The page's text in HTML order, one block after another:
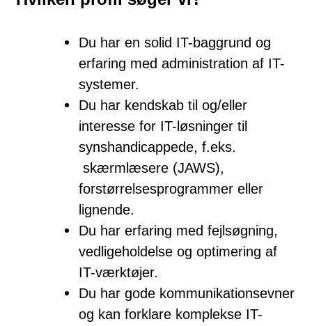
Du har en solid IT-baggrund og
erfaring med administration af IT-
systemer.
Du har kendskab til og/eller
interesse for IT-løsninger til
synshandicappede, f.eks.
skærmlæsere (JAWS),
forstørrelsesprogrammer eller
lignende.
Du har erfaring med fejlsøgning,
vedligeholdelse og optimering af
IT-værktøjer.
Du har gode kommunikationsevner
og kan forklare komplekse IT-